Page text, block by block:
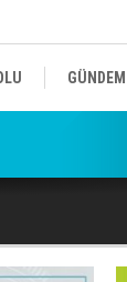
GÜNDEM